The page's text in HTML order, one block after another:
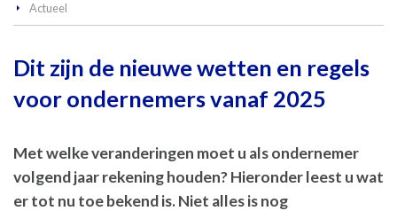
Actueel
Dit zijn de nieuwe wetten en regels
voor ondernemers vanaf 2025
Met welke veranderingen moet u als ondernemer
volgend jaar rekening houden? Hieronder leest u wat
er tot nu toe bekend is. Niet alles is nog